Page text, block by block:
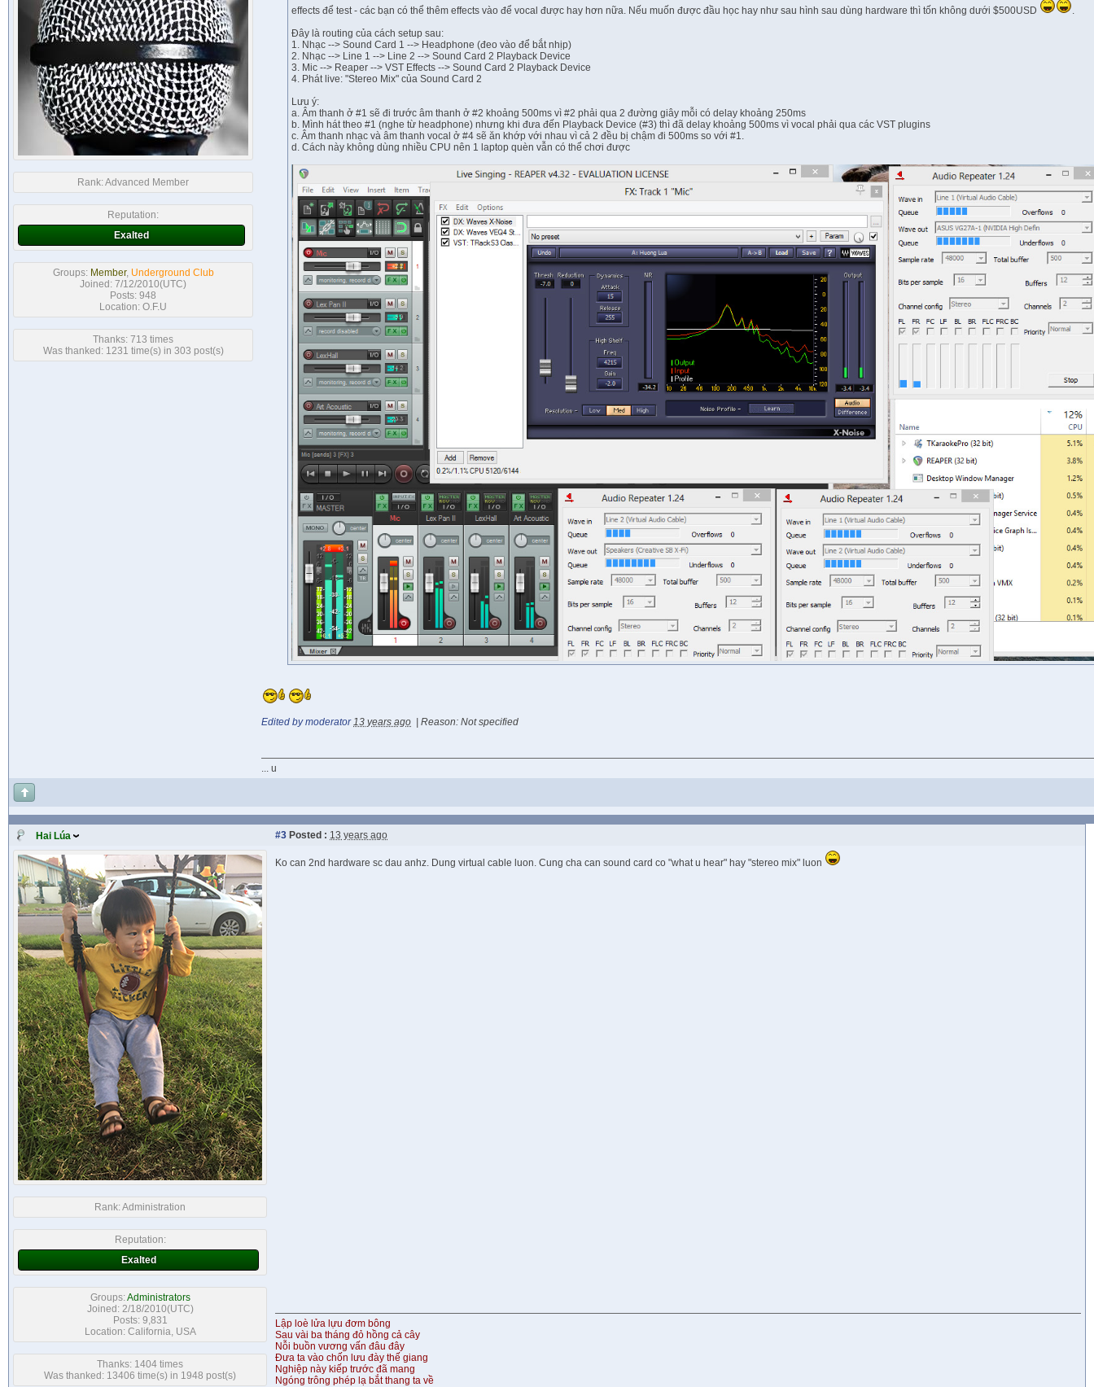
Rank:Advanced Member
Reputation:
Exalted
Groups: Member, Underground Club
Joined: 7/12/2010(UTC)
Posts: 948
Location: O.F.U
Thanks: 713 times
Was thanked: 1231 time(s) in 303 post(s)
effects để test - các bạn có thể thêm effects vào để vocal được hay hơn nữa. Nếu muốn được đầu học hay như sau hình sau dùng hardware thì tốn không dưới $500USD
.
Đây là routing của cách setup sau:
1. Nhạc --> Sound Card 1 --> Headphone (đeo vào để bắt nhịp)
2. Nhạc --> Line 1 --> Line 2 --> Sound Card 2 Playback Device
3. Mic --> Reaper --> VST Effects --> Sound Card 2 Playback Device
4. Phát live: "Stereo Mix" của Sound Card 2
Lưu ý:
a. Âm thanh ở #1 sẽ đi trước âm thanh ở #2 khoảng 500ms vì #2 phải qua 2 đường giây mỗi có delay khoảng 250ms
b. Mình hát theo #1 (nghe từ headphone) nhưng khi đưa đến Playback Device (#3) thì đã delay khoảng 500ms vì vocal phải qua các VST plugins
c. Âm thanh nhạc và âm thanh vocal ở #4 sẽ ăn khớp với nhau vì cả 2 đều bị chậm đi 500ms so với #1.
d. Cách này không dùng nhiều CPU nên 1 laptop quèn vẫn có thể chơi được
Edited by moderator 13 years ago | Reason: Not specified
... u
Hai Lúa #3 Posted : 13 years ago
Rank:Administration
Reputation:
Exalted
Groups:Administrators
Joined: 2/18/2010(UTC)
Posts: 9,831
Location: California, USA
Thanks: 1404 times
Was thanked: 13406 time(s) in 1948 post(s)
Ko can 2nd hardware sc dau anhz. Dung virtual cable luon. Cung cha can sound card co "what u hear" hay "stereo mix" luon
Lập loè lửa lựu đơm bông
Sau vài ba tháng đỏ hồng cả cây
Nỗi buồn vương vấn đâu đây
Đưa ta vào chốn lưu đày thế giang
Nghiệp này kiếp trước đã mang
Ngóng trông phép lạ bắt thang ta về